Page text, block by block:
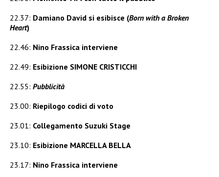
22.37: Damiano David si esibisce (Born with a Broken
Heart)
22.46: Nino Frassica interviene
22.49: Esibizione SIMONE CRISTICCHI
22.55: Pubblicità
23.00: Riepilogo codici di voto
23.01: Collegamento Suzuki Stage
23.10: Esibizione MARCELLA BELLA
23.17: Nino Frassica interviene